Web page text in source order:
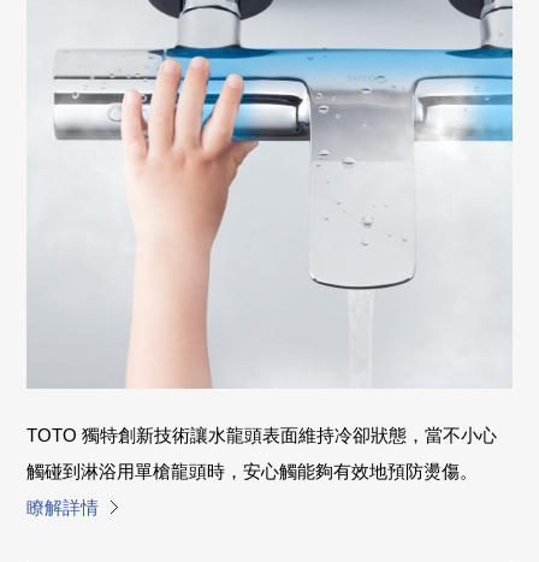
TOTO 獨特創新技術讓水龍頭表面維持冷卻狀態，當不小心
觸碰到淋浴用單槍龍頭時，安心觸能夠有效地預防燙傷。
瞭解詳情